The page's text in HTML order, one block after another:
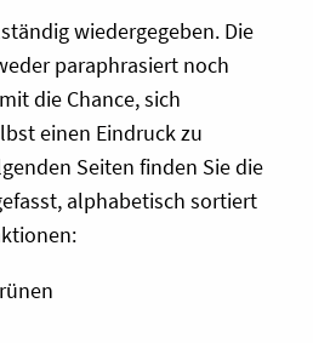
wiedergegeben. Die
paraphrasiert noch
die Chance, sich
einen Eindruck zu
Seiten finden Sie die
alphabetisch sortiert